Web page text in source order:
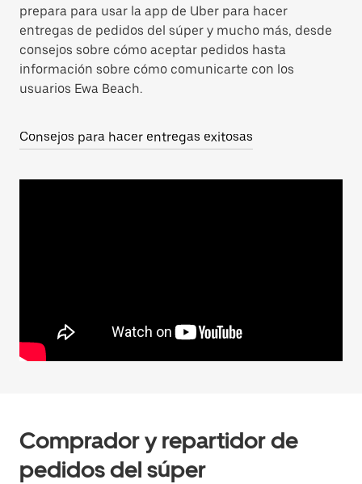
prepara para usar la app de Uber para hacer
entregas de pedidos del súper y mucho más, desde
consejos sobre cómo aceptar pedidos hasta
información sobre cómo comunicarte con los
usuarios Ewa Beach.
Consejos para hacer entregas exitosas
Comprador y repartidor de
pedidos del súper